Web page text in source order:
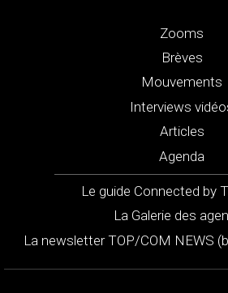
Zooms
Brèves
Mouvements
Interviews
Articles
Agenda
Le guide Connected by
La Galerie des
La newsletter TOP/COM NEWS